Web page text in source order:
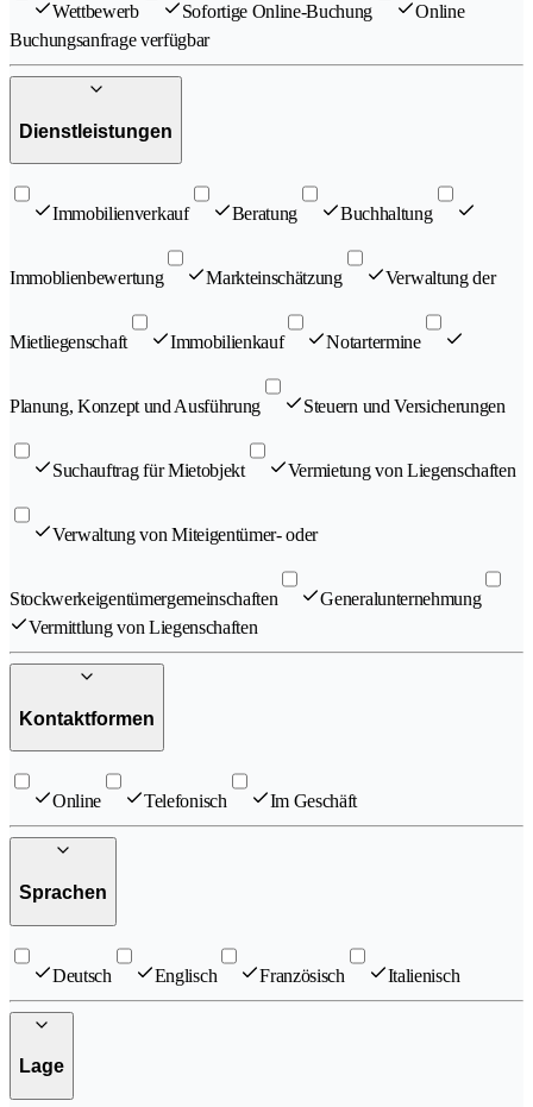
Wettbewerb Sofortige Online-Buchung
Online
Buchungsanfrage verfügbar
Dienstleistungen
Immobilienverkauf Beratung Buchhaltung
Immoblienbewertung Markteinschätzung Verwaltung der
Mietliegenschaft Immobilienkauf Notartermine
Planung, Konzept und Ausführung Steuern und Versicherungen
Suchauftrag für Mietobjekt Vermietung von Liegenschaften
Verwaltung von Miteigentümer- oder
Stockwerkeigentümergemeinschaften
Generalunternehmung
Vermittlung von Liegenschaften
Kontaktformen
Online Telefonisch Im Geschäft
Sprachen
Deutsch Englisch Französisch Italienisch
Lage